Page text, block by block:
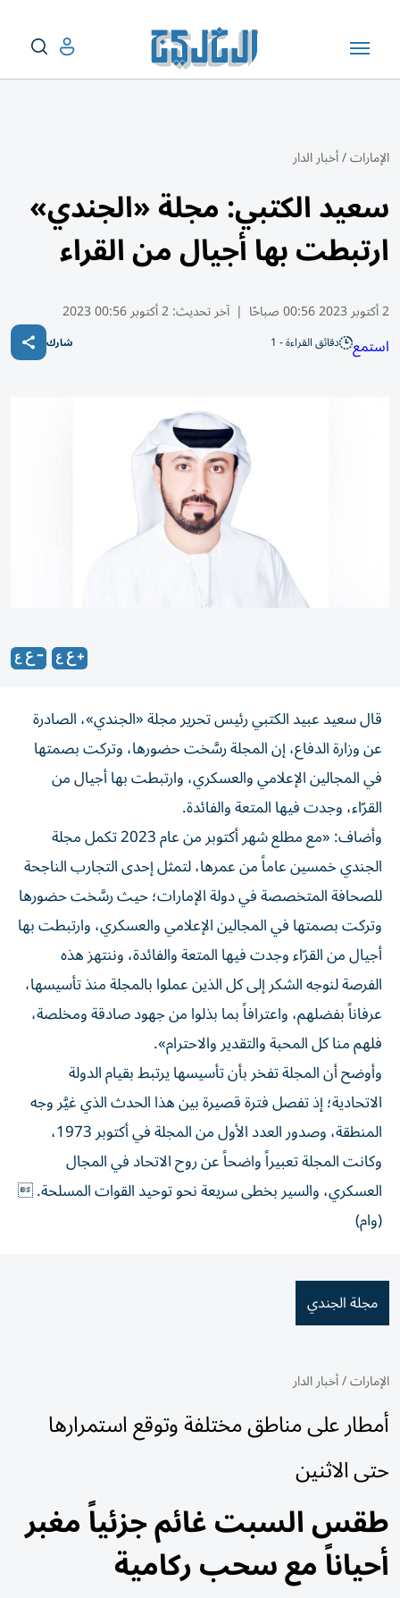
الإمارات/أخبار الدار
سعيد الكتبي: مجلة «الجندي»
ارتبطت بها أجيال من القراء
2 أكتوبر 2023 00:56 صباحًا | آخر تحديث:2 أكتوبر 00:56 2023
استمع دقائق القراءة - 1 شارك
قال سعيد عبيد الكتبي رئيس تحرير مجلة «الجندي»، الصادرة
عن وزارة الدفاع، إن المجلة رسَّخت حضورها، وتركت بصمتها
في المجالين الإعلامي والعسكري، وارتبطت بها أجيال من
القرّاء، وجدت فيها المتعة والفائدة.
وأضاف: «مع مطلع شهر أكتوبر من عام 2023 تكمل مجلة
الجندي خمسين عاماً من عمرها، لتمثل إحدى التجارب الناجحة
للصحافة المتخصصة في دولة الإمارات؛ حيث رسَّخت حضورها
وتركت بصمتها في المجالين الإعلامي والعسكري، وارتبطت بها
أجيال من القرّاء وجدت فيها المتعة والفائدة، وننتهز هذه
الفرصة لنوجه الشكر إلى كل الذين عملوا بالمجلة منذ تأسيسها،
عرفاناً بفضلهم، واعترافاً بما بذلوا من جهود صادقة ومخلصة،
فلهم منا كل المحبة والتقدير والاحترام».
وأوضح أن المجلة تفخر بأن تأسيسها يرتبط بقيام الدولة
الاتحادية؛ إذ تفصل فترة قصيرة بين هذا الحدث الذي غيَّر وجه
المنطقة، وصدور العدد الأول من المجلة في أكتوبر 1973،
وكانت المجلة تعبيراً واضحاً عن روح الاتحاد في المجال
العسكري، والسير بخطى سريعة نحو توحيد القوات المسلحة. 
(وام)
مجلة الجندي
الإمارات/أخبار الدار
أمطار على مناطق مختلفة وتوقع استمرارها
حتى الاثنين
طقس السبت غائم جزئياً مغبر
أحياناً مع سحب ركامية